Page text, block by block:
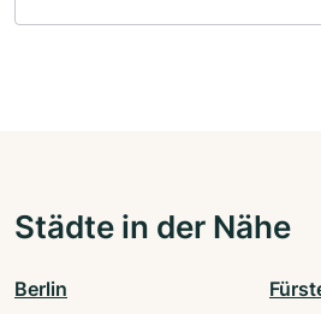
Städte in der Nähe
Berlin